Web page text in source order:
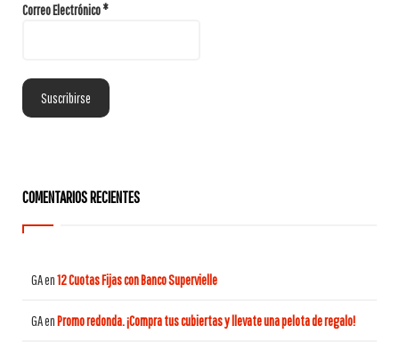
Correo Electrónico*
COMENTARIOS RECIENTES
GAen12 Cuotas Fijas con Banco Supervielle
GAenPromo redonda. ¡Compra tus cubiertas y llevate una pelota de regalo!